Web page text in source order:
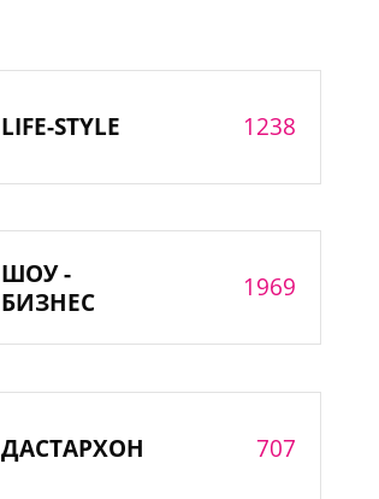
LIFE-STYLE 1238
ШОУ -
БИЗНЕС
1969
ДАСТАРХОН 707